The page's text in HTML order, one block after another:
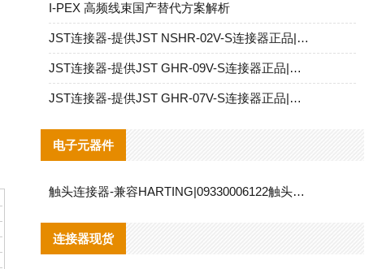
I‑PEX 高频线束国产替代方案解析
JST连接器-提供JST NSHR-02V-S连接器正品|替代品
JST连接器-提供JST GHR-09V-S连接器正品|替代品
JST连接器-提供JST GHR-07V-S连接器正品|替代品
电子元器件
触头连接器-兼容HARTING|09330006122触头连接器替代品说明
连接器现货